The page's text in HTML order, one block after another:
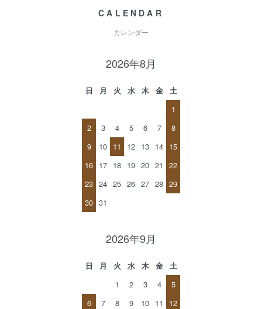
CALENDAR
カレンダー
2026年8月
日 月 火 水 木 金
土
1
2
3 4 5 6 7
8
9
10 11 12 13 14 15
16 17 18 19 20 21
22
23 24 25 26 27 28 29
30 31
2026年9月
日 月 火 水 木 金
土
1
2 3 4
5
6
7 8 9 10 11
12